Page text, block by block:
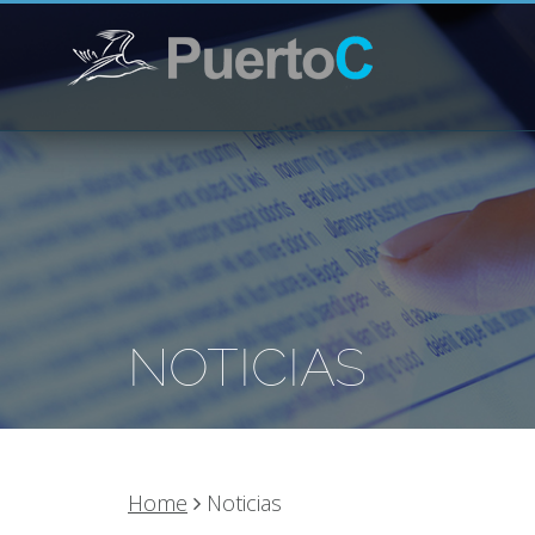
NOTICIAS
Home Noticias